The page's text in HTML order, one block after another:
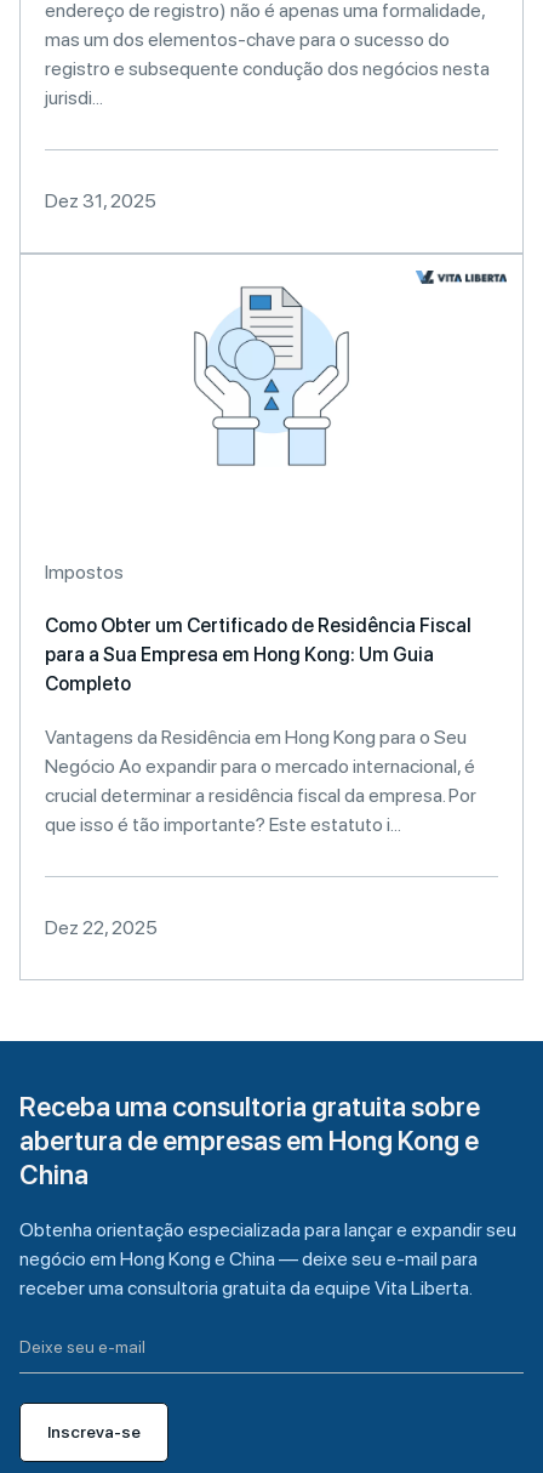
endereço de registro) não é apenas uma formalidade,
mas um dos elementos-chave para o sucesso do
registro e subsequente condução dos negócios nesta
jurisdi...
Dez 31, 2025
Impostos
Como Obter um Certificado de Residência Fiscal
para a Sua Empresa em Hong Kong: Um Guia
Completo
Vantagens da Residência em Hong Kong para o Seu
Negócio Ao expandir para o mercado internacional, é
crucial determinar a residência fiscal da empresa. Por
que isso é tão importante? Este estatuto i...
Dez 22, 2025
Receba uma consultoria gratuita sobre
abertura de empresas em Hong Kong e
China
Obtenha orientação especializada para lançar e expandir seu
negócio em Hong Kong e China — deixe seu e-mail para
receber uma consultoria gratuita da equipe Vita Liberta.
Inscreva-se